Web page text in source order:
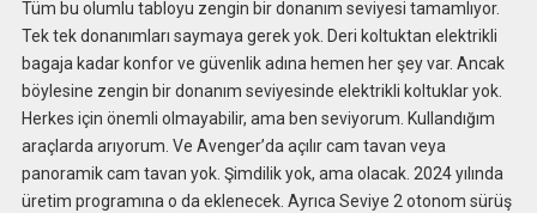
Tüm bu olumlu tabloyu zengin bir donanım seviyesi tamamlıyor.
Tek tek donanımları saymaya gerek yok. Deri koltuktan elektrikli
bagaja kadar konfor ve güvenlik adına hemen her şey var. Ancak
böylesine zengin bir donanım seviyesinde elektrikli koltuklar yok.
Herkes için önemli olmayabilir, ama ben seviyorum. Kullandığım
araçlarda arıyorum. Ve Avenger’da açılır cam tavan veya
panoramik cam tavan yok. Şimdilik yok, ama olacak. 2024 yılında
üretim programına o da eklenecek. Ayrıca Seviye 2 otonom sürüş